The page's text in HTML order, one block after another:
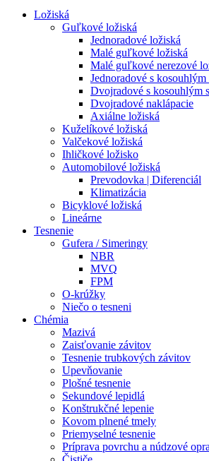
Ložiská
Guľkové ložiská
Jednoradové ložiská
Malé guľkové ložiská
Malé guľkové nerezové
Jednoradové s
Dvojradové s kosouhlým
Dvojradové naklápacie
Axiálne ložiská
Kuželíkové ložiská
Valčekové ložiská
Ihličkové ložisko
Automobilové ložiská
Prevodovka | Diferenciál
Klimatizácia
Bicyklové ložiská
Lineárne
Tesnenie
Gufera / Simeringy
NBR
MVQ
FPM
O-krúžky
Niečo o tesneni
Chémia
Mazivá
Zaisťovanie závitov
Tesnenie trubkových závitov
Upevňovanie
Plošné tesnenie
Sekundové lepidlá
Konštrukčné lepenie
Kovom plnené tmely
Priemyselné tesnenie
Príprava povrchu a núdzové